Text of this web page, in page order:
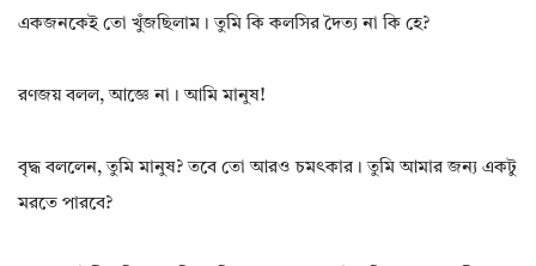
একজনকেই তো খুঁজছিলাম। তুমি কি কলসির দৈত্য না কি হে?
রণজয় বলল, আজ্ঞে না। আমি মানুষ!
বৃদ্ধ বললেন, তুমি মানুষ? তবে তো আরও চমৎকার। তুমি আমার জন্য একটু
মরতে পারবে?